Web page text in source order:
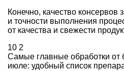
Конечно, качество консервов
и точности выполнения
от качества и свежести
10 2
Самые главные обработки от
июле: удобный список